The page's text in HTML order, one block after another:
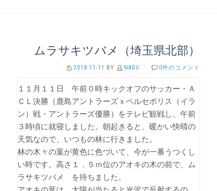
ムラサキツバメ（埼玉県北部）
2018-11-11 BY NAGU · 0件のコメント
１１月１１日 午前０時キックオフのサッカー・Ａ
ＣＬ決勝（鹿島アントラーズｘペルセポリス（イラ
ン）戦・アントラーズ優勝）をテレビ観戦し、午前
３時頃に就寝しました。朝起きると、暖かい快晴の
天気なので、いつもの林に行きました。
林の木々の葉が黄色に色づいて、今が一番うつくし
い時です。高さ１．５ｍ位のアオキの木の前で、ム
ラサキツバメ を待ちました。